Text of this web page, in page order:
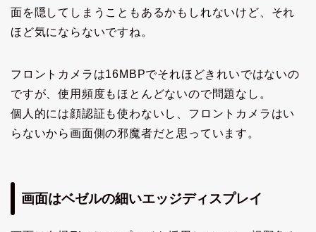
面を隠してしまうこともあるかもしれないけど、それ
ほど気にならないですね。
フロントカメラは16MBPでそれほどきれいではないの
ですが、使用頻度もほとんどないので問題なし。
個人的には顔認証も使わないし、フロントカメラはい
らないから画面側の邪魔者だと思っています。
画面はベゼルの細いエッジディスプレイ